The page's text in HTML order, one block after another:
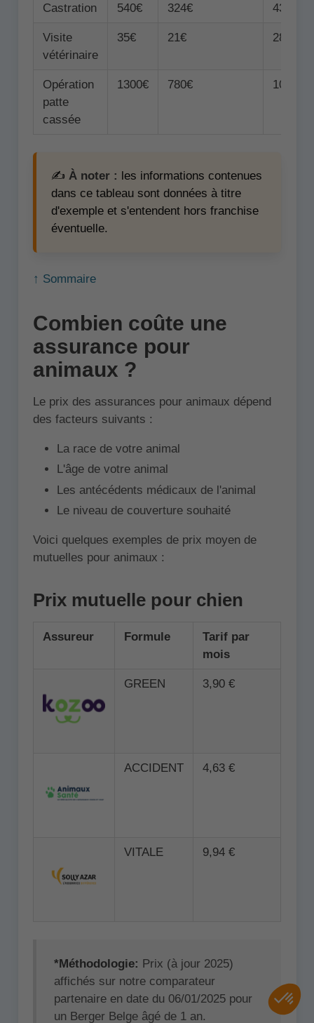
Castration 540€ 324€ 432€
Visite
vétérinaire
35€ 21€ 28€
Opération
patte
cassée
1300€ 780€ 1040€
✍️ À noter : les informations contenues
dans ce tableau sont données à titre
d'exemple et s'entendent hors franchise
éventuelle.
↑ Sommaire
Combien coûte une
assurance pour
animaux ?
Le prix des assurances pour animaux dépend
des facteurs suivants :
La race de votre animal
L'âge de votre animal
Les antécédents médicaux de l'animal
Le niveau de couverture souhaité
Voici quelques exemples de prix moyen de
mutuelles pour animaux :
Prix mutuelle pour chien
Assureur Formule
Tarif par
mois
GREEN 3,90 €
ACCIDENT 4,63 €
VITALE 9,94 €
*Méthodologie: Prix (à jour 2025)
affichés sur notre comparateur
partenaire en date du 06/01/2025 pour
un Berger Belge âgé de 1 an.